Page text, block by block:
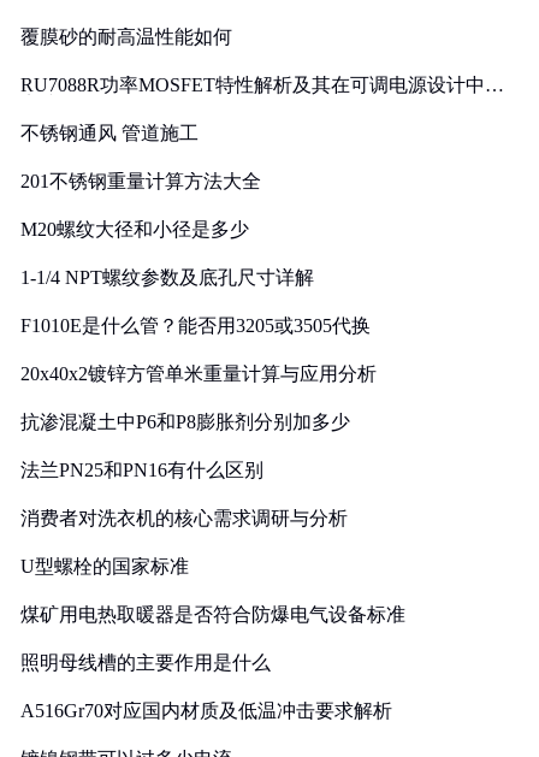
覆膜砂的耐高温性能如何
RU7088R功率MOSFET特性解析及其在可调电源设计中的
不锈钢通风 管道施工
201不锈钢重量计算方法大全
M20螺纹大径和小径是多少
1-1/4 NPT螺纹参数及底孔尺寸详解
F1010E是什么管？能否用3205或3505代换
20x40x2镀锌方管单米重量计算与应用分析
抗渗混凝土中P6和P8膨胀剂分别加多少
法兰PN25和PN16有什么区别
消费者对洗衣机的核心需求调研与分析
U型螺栓的国家标准
煤矿用电热取暖器是否符合防爆电气设备标准
照明母线槽的主要作用是什么
A516Gr70对应国内材质及低温冲击要求解析